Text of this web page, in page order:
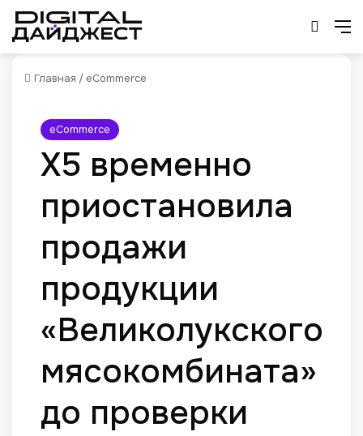
Главная / eCommerce
eCommerce
X5 временно
приостановила
продажи
продукции
«Великолукского
мясокомбината»
до проверки